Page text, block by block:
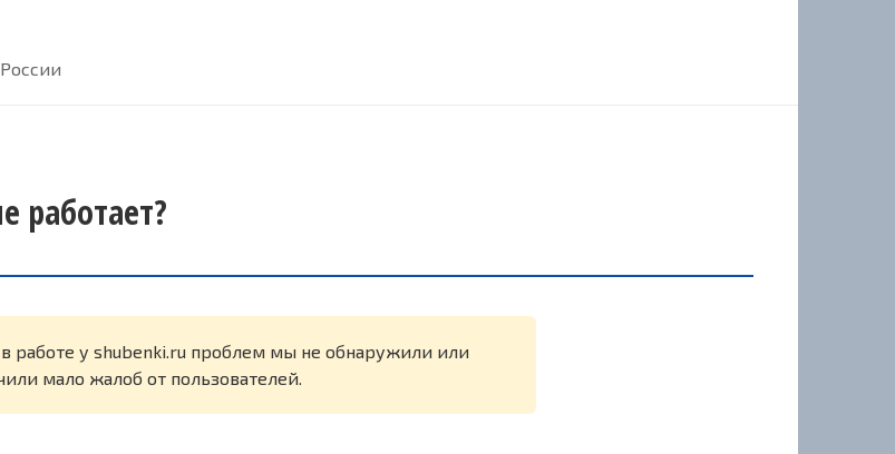
работает?
в работе у shubenki.ru проблем мы не обнаружили или
мало жалоб от пользователей.